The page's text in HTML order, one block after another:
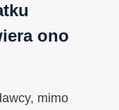
ono
mimo